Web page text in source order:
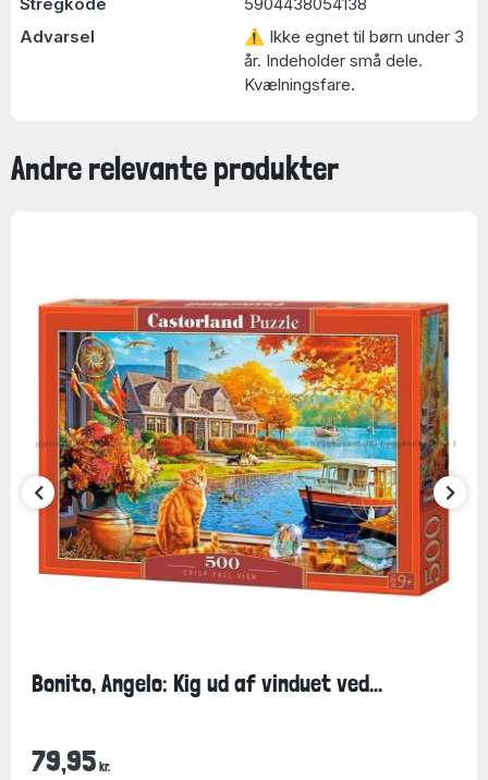
Advarsel
⚠ Ikke egnet til børn under 3
år. Indeholder små dele.
Kvælningsfare.
Andre relevante produkter
Bonito, Angelo: Kig ud af vinduet ved...
79,95 kr.